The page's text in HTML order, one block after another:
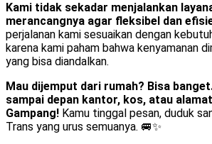
Kami tidak sekadar menjalankan
merancangnya agar fleksibel dan
perjalanan kami sesuaikan dengan
karena kami paham bahwa kenyamanan
yang bisa diandalkan.
Mau dijemput dari rumah? Bisa
sampai depan kantor, kos, atau
Gampang! Kamu tinggal pesan, duduk
Trans yang urus semuanya. 🚐✨